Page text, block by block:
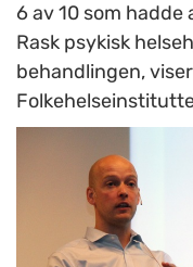
6 av 10 som
Rask psykisk
behandlingen,